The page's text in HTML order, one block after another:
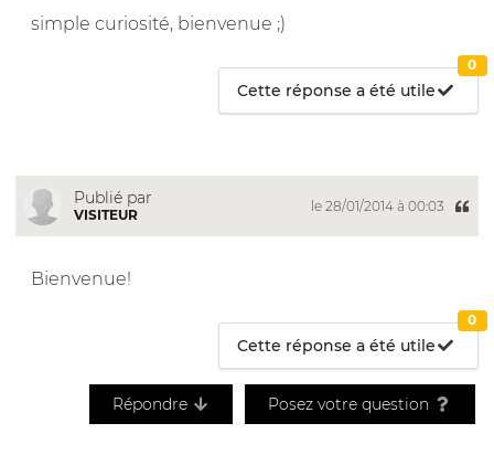
simple curiosité, bienvenue ;)
Cette réponse a été utile
0
Publié par
VISITEUR
le 28/01/2014 à 00:03
Bienvenue!
Cette réponse a été utile
0
Répondre Posez votre question